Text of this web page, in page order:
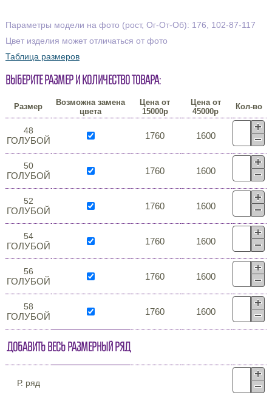
Параметры модели на фото (рост, Ог-От-Об): 176, 102-87-117
Цвет изделия может отличаться от фото
Таблица размеров
Выберите размер и количество товара:
Размер
Возможна замена
цвета
Цена от
15000р
Цена от
45000р
Кол-во
48
ГОЛУБОЙ 1760 1600
50
ГОЛУБОЙ 1760 1600
52
ГОЛУБОЙ 1760 1600
54
ГОЛУБОЙ 1760 1600
56
ГОЛУБОЙ 1760 1600
58
ГОЛУБОЙ 1760 1600
Добавить весь размерный ряд
Р. ряд